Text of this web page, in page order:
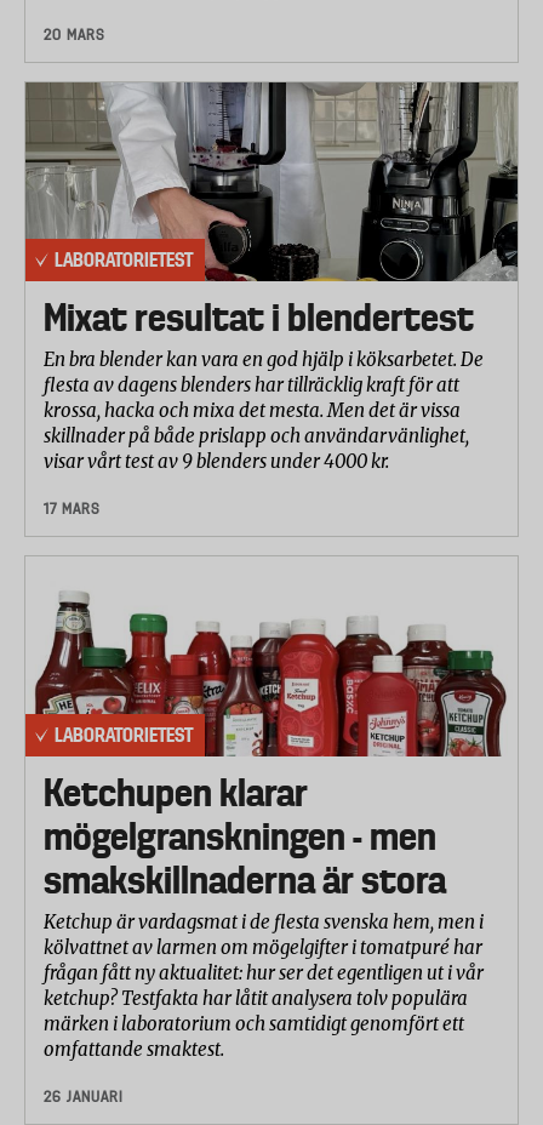
20 MARS
LABORATORIETEST
Mixat resultat i blendertest
En bra blender kan vara en god hjälp i köksarbetet. De
flesta av dagens blenders har tillräcklig kraft för att
krossa, hacka och mixa det mesta. Men det är vissa
skillnader på både prislapp och användarvänlighet,
visar vårt test av 9 blenders under 4000 kr.
17 MARS
LABORATORIETEST
Ketchupen klarar
mögelgranskningen - men
smakskillnaderna är stora
Ketchup är vardagsmat i de flesta svenska hem, men i
kölvattnet av larmen om mögelgifter i tomatpuré har
frågan fått ny aktualitet: hur ser det egentligen ut i vår
ketchup? Testfakta har låtit analysera tolv populära
märken i laboratorium och samtidigt genomfört ett
omfattande smaktest.
26 JANUARI